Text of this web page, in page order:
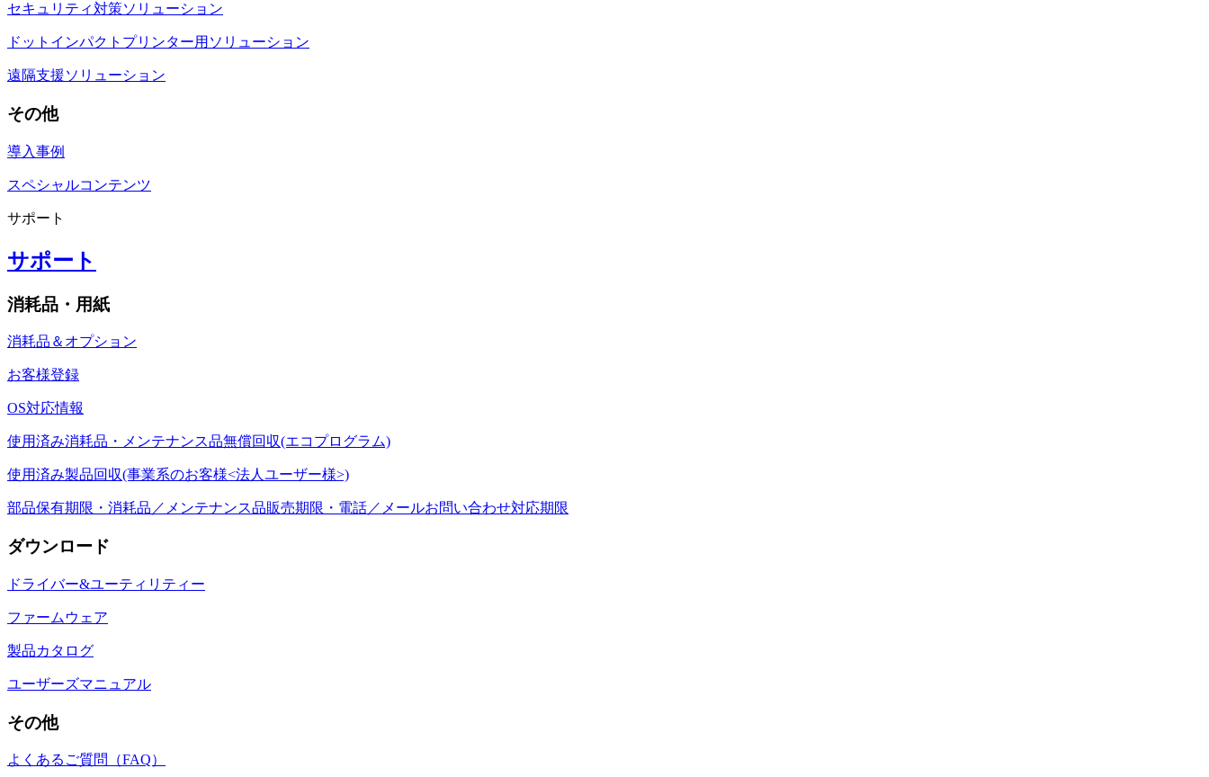
セキュリティ対策ソリューション
ドットインパクトプリンター用ソリューション
遠隔支援ソリューション
その他
導入事例
スペシャルコンテンツ
サポート
サポート
消耗品・用紙
消耗品＆オプション
お客様登録
OS対応情報
使用済み消耗品・メンテナンス品無償回収(エコプログラム)
使用済み製品回収(事業系のお客様<法人ユーザー様>)
部品保有期限・消耗品／メンテナンス品販売期限・電話／メールお問い合わせ対応期限
ダウンロード
ドライバー&ユーティリティー
ファームウェア
製品カタログ
ユーザーズマニュアル
その他
よくあるご質問（FAQ）